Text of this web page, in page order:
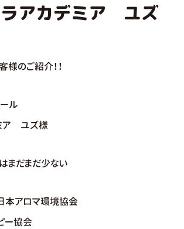
アカデミア ユズ
様のご紹介！！
ル
ア ユズ様
まだまだ少ない
アロマ環境協会
ー協会